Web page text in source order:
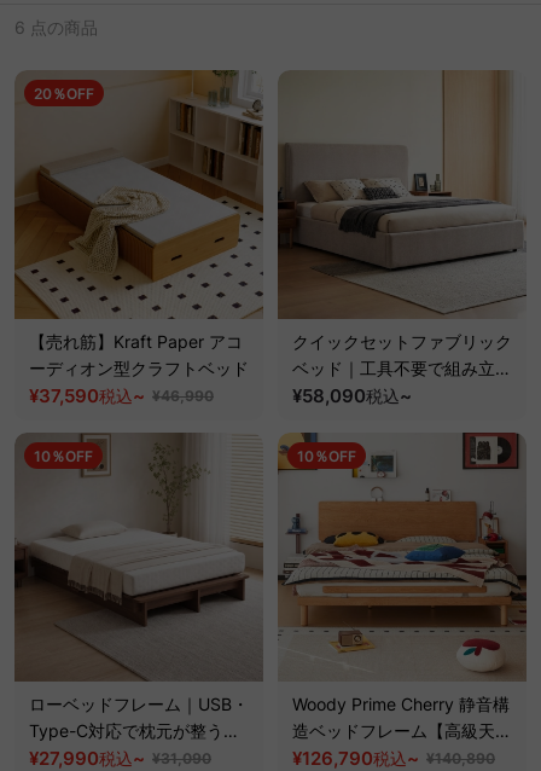
6 点の商品
20％OFF
【売れ筋】Kraft Paper アコ
ーディオン型クラフトベッド
¥37,590税込~ ¥46,990
クイックセットファブリック
ベッド｜工具不要で組み立て
られるクッションベッドフレ
¥58,090税込~
10％OFF
ローベッドフレーム｜USB・
Type-C対応で枕元が整う空
間にゆとりを生む設計
¥27,990税込~ ¥31,090
10％OFF
Woody Prime Cherry 静音構
造ベッドフレーム【高級天然
チェリー材】
¥126,790税込~ ¥140,890